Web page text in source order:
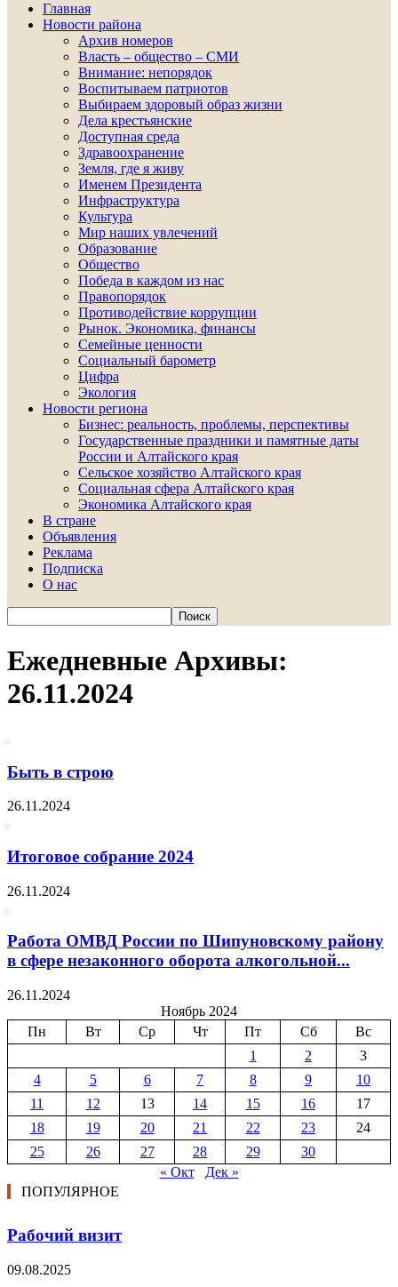
Главная
Новости района
Архив номеров
Власть – общество – СМИ
Внимание: непорядок
Воспитываем патриотов
Выбираем здоровый образ жизни
Дела крестьянские
Доступная среда
Здравоохранение
Земля, где я живу
Именем Президента
Инфраструктура
Культура
Мир наших увлечений
Образование
Общество
Победа в каждом из нас
Правопорядок
Противодействие коррупции
Рынок. Экономика, финансы
Семейные ценности
Социальный барометр
Цифра
Экология
Новости региона
Бизнес: реальность, проблемы, перспективы
Государственные праздники и памятные даты
России и Алтайского края
Сельское хозяйство Алтайского края
Социальная сфера Алтайского края
Экономика Алтайского края
В стране
Объявления
Реклама
Подписка
О нас
Ежедневные Архивы:
26.11.2024
Быть в строю
26.11.2024
Итоговое собрание 2024
26.11.2024
Работа ОМВД России по Шипуновскому району
в сфере незаконного оборота алкогольной...
26.11.2024
Ноябрь 2024
Пн
Вт Ср Чт Пт Сб
Вс
1
2
3
4
5 6 7 8 9
10
11
12 13 14 15 16
17
18
19 20 21 22 23
24
25
26 27 28 29
30
« Окт
Дек »
ПОПУЛЯРНОЕ
Рабочий визит
09.08.2025